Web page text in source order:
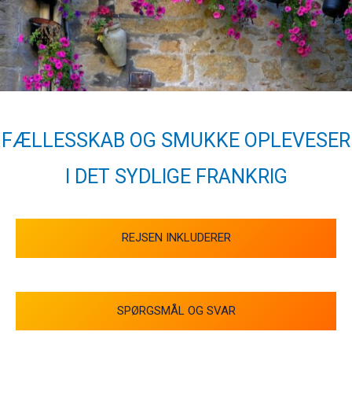
FÆLLESSKAB OG SMUKKE OPLEVESER
I DET SYDLIGE FRANKRIG
REJSEN INKLUDERER
SPØRGSMÅL OG SVAR